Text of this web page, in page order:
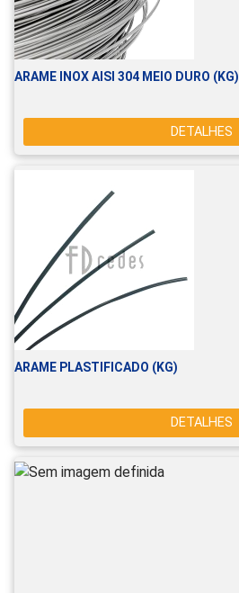
ARAME INOX AISI 304 MEIO DURO (KG)
DETALHES
ARAME PLASTIFICADO (KG)
DETALHES